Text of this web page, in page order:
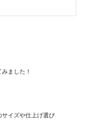
ました！
イズや仕上げ選び